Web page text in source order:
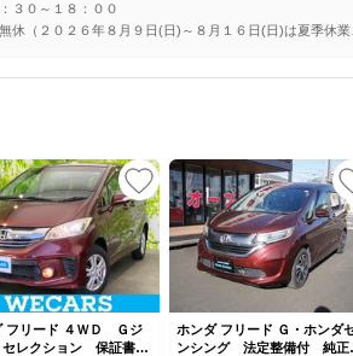
３０～１８：００
休（２０２６年８月９日(日)～８月１６日(日)は夏季休業
フリード ４ＷＤ Ｇジ
セレクション 保証書／
ホンダ フリード Ｇ・ホンダ
ンシング 法定整備付 純正